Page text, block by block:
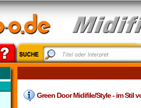
Green Door Midifile/Style - im Stil